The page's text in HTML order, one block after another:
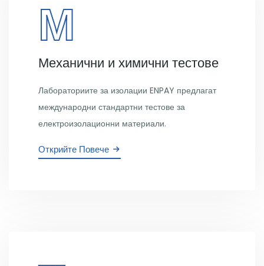
М
Механични и химични тестове
Лабораториите за изолации ENPAY предлагат
международни стандартни тестове за
електроизолационни материали.
Открийте Повече